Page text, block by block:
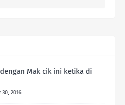
Mak cik ini ketika di
30, 2016